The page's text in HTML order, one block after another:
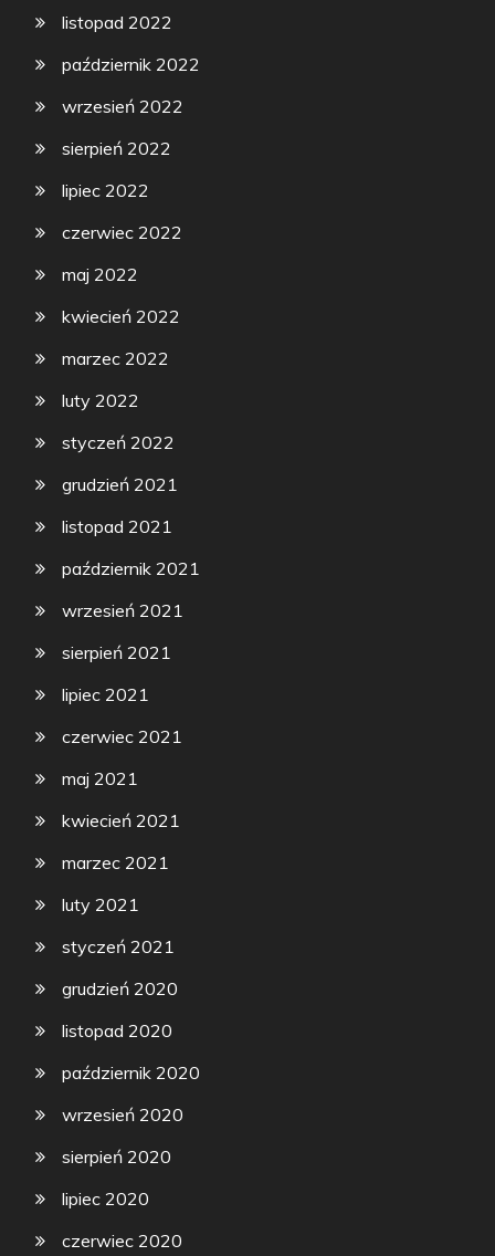
listopad 2022
październik 2022
wrzesień 2022
sierpień 2022
lipiec 2022
czerwiec 2022
maj 2022
kwiecień 2022
marzec 2022
luty 2022
styczeń 2022
grudzień 2021
listopad 2021
październik 2021
wrzesień 2021
sierpień 2021
lipiec 2021
czerwiec 2021
maj 2021
kwiecień 2021
marzec 2021
luty 2021
styczeń 2021
grudzień 2020
listopad 2020
październik 2020
wrzesień 2020
sierpień 2020
lipiec 2020
czerwiec 2020